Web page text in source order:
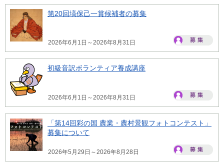
第20回塙保己一賞候補者の募集
2026年6月1日～2026年8月31日
初級音訳ボランティア養成講座
2026年6月1日～2026年8月31日
「第14回彩の国 農業・農村景観フォトコンテスト」
募集について
2026年5月29日～2026年8月28日